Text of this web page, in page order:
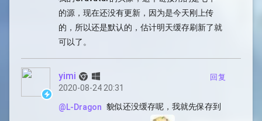
的源，现在还没有更新，因为是今天刚上传
的，所以还是默认的，估计明天缓存刷新了就
可以了。
yimi
2020-08-24 20:31
回复
@L-Dragon 貌似还没缓存呢，我就先保存到